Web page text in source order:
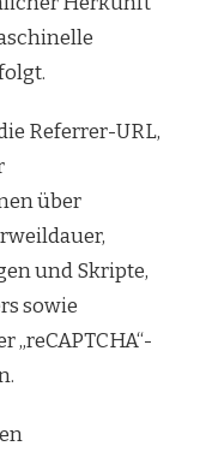
Referrer-URL,
über
und Skripte,
sowie